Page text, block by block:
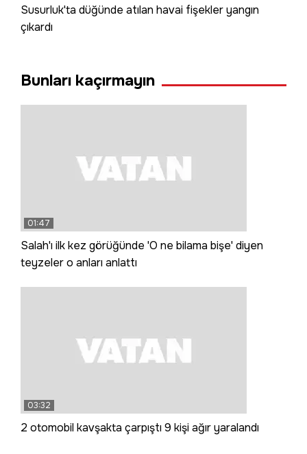
Susurluk'ta düğünde atılan havai fişekler yangın
çıkardı
Bunları kaçırmayın
01:47
Salah'ı ilk kez görüğünde 'O ne bilama bişe' diyen
teyzeler o anları anlattı
03:32
2 otomobil kavşakta çarpıştı 9 kişi ağır yaralandı